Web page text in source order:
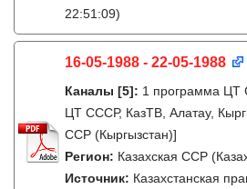
22:51:09)
16-05-1988 - 22-05-1988
Каналы [5]: 1 программа ЦТ
ЦТ СССР, КазТВ, Алатау,
ССР (Кыргызстан)]
Регион: Казахская ССР
Источник: Казахстанская